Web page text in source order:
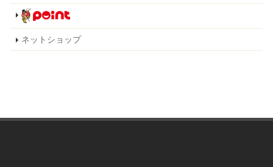
ネットショップ